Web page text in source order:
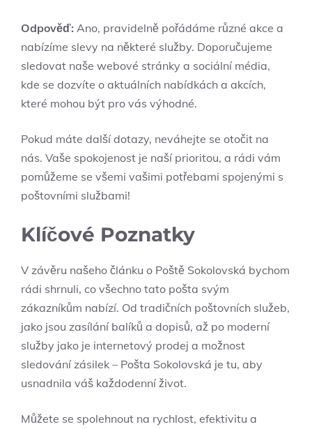
Odpověď: Ano, pravidelně pořádáme různé akce a
nabízíme slevy na některé služby. Doporučujeme
sledovat naše webové stránky a sociální média,
kde se dozvíte o aktuálních nabídkách a akcích,
které mohou být pro vás výhodné.
Pokud máte další dotazy, neváhejte se otočit na
nás. Vaše spokojenost je naší prioritou, a rádi vám
pomůžeme se všemi vašimi potřebami spojenými s
poštovními službami!
Klíčové Poznatky
V závěru našeho článku o Poště Sokolovská bychom
rádi shrnuli, co všechno tato pošta svým
zákazníkům nabízí. Od tradičních poštovních služeb,
jako jsou zasílání balíků a dopisů, až po moderní
služby jako je internetový prodej a možnost
sledování zásilek – Pošta Sokolovská je tu, aby
usnadnila váš každodenní život.
Můžete se spolehnout na rychlost, efektivitu a